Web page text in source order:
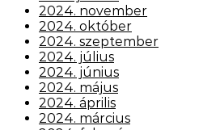
2024. november
2024. október
2024. szeptember
2024. július
2024. június
2024. május
2024. április
2024. március